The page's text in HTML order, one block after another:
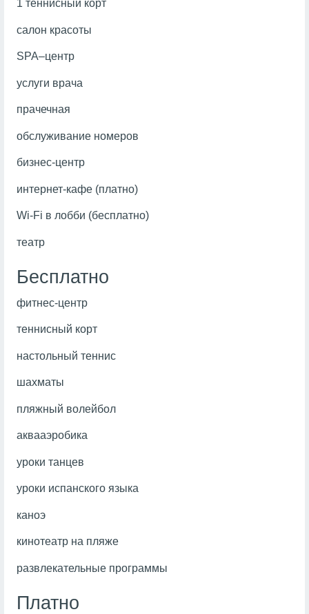
1 теннисный корт
салон красоты
SPA–центр
услуги врача
прачечная
обслуживание номеров
бизнес-центр
интернет-кафе (платно)
Wi-Fi в лобби (бесплатно)
театр
Бесплатно
фитнес-центр
теннисный корт
настольный теннис
шахматы
пляжный волейбол
аквааэробика
уроки танцев
уроки испанского языка
каноэ
кинотеатр на пляже
развлекательные программы
Платно